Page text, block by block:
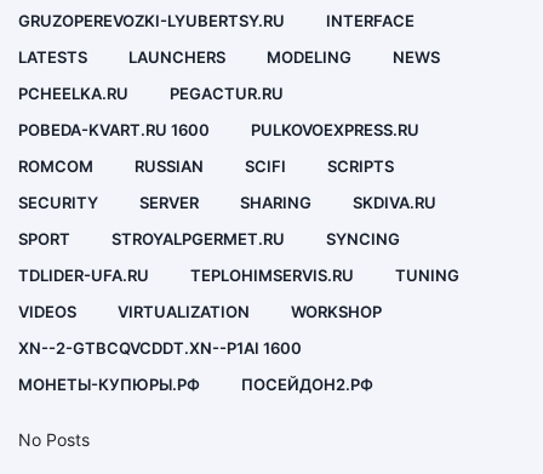
GRUZOPEREVOZKI-LYUBERTSY.RU
INTERFACE
LATESTS
LAUNCHERS MODELING
NEWS
PCHEELKA.RU
PEGACTUR.RU
POBEDA-KVART.RU 1600
PULKOVOEXPRESS.RU
ROMCOM
RUSSIAN SCIFI
SCRIPTS
SECURITY
SERVER SHARING
SKDIVA.RU
SPORT
STROYALPGERMET.RU
SYNCING
TDLIDER-UFA.RU
TEPLOHIMSERVIS.RU
TUNING
VIDEOS
VIRTUALIZATION
WORKSHOP
XN--2-GTBCQVCDDT.XN--P1AI 1600
МОНЕТЫ-КУПЮРЫ.РФ
ПОСЕЙДОН2.РФ
No Posts